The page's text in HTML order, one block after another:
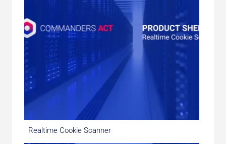
Realtime Cookie Scanner